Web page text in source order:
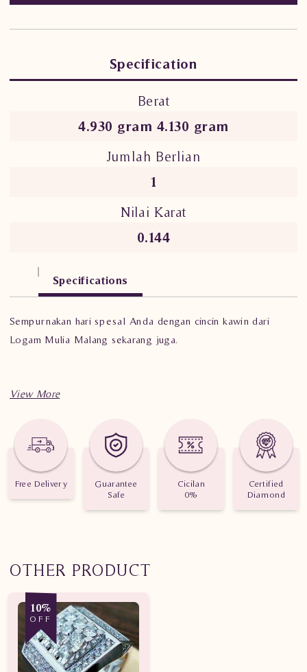
Specification
Berat
4.930 gram 4.130 gram
Jumlah Berlian
1
Nilai Karat
0.144
Specifications
Sempurnakan hari spesal Anda dengan cincin kawin dari
Logam Mulia Malang sekarang juga.
Spesifikasi penting untuk perhiasan Cincin Berlian Wanita
Berat: 4.930 gram 4.130 gram
Jumlah berlian: 1 buah
Nilai karat: 0.144 karat
Free Delivery
Guarantee
Safe
Cicilan
0%
Certified
Diamond
OTHER PRODUCT
10%
OFF